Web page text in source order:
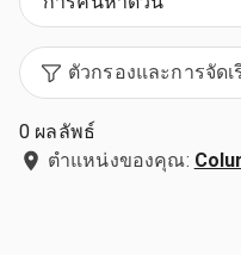
ตัวกรองและการจัดเ
0 ผลลัพธ์
ตำแหน่งของคุณ: